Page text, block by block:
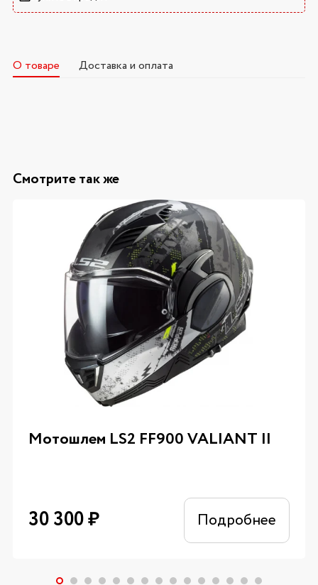
О товаре Доставка и оплата
Смотрите так же
Мотошлем LS2 FF900 VALIANT II
30 300₽ Подробнее